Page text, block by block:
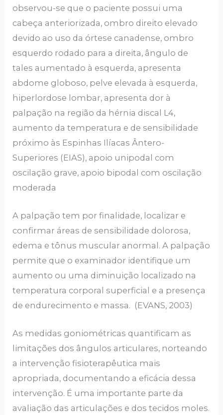
observou-se que o paciente possui uma
cabeça anteriorizada, ombro direito elevado
devido ao uso da órtese canadense, ombro
esquerdo rodado para a direita, ângulo de
tales aumentado à esquerda, apresenta
abdome globoso, pelve elevada à esquerda,
hiperlordose lombar, apresenta dor à
palpação na região da hérnia discal L4,
aumento da temperatura e de sensibilidade
próximo às Espinhas Ilíacas Ântero-
Superiores (EIAS), apoio unipodal com
oscilação grave, apoio bipodal com oscilação
moderada
A palpação tem por finalidade, localizar e
confirmar áreas de sensibilidade dolorosa,
edema e tônus muscular anormal. A palpação
permite que o examinador identifique um
aumento ou uma diminuição localizado na
temperatura corporal superficial e a presença
de endurecimento e massa. (EVANS, 2003)
As medidas goniométricas quantificam as
limitações dos ângulos articulares, norteando
a intervenção fisioterapêutica mais
apropriada, documentando a eficácia dessa
intervenção. É uma importante parte da
avaliação das articulações e dos tecidos moles.